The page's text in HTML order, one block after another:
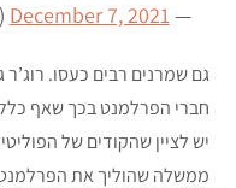
— Sky News (@SkyNews)
December 7, 2021
גם שמרנים רבים כעסו. רוג’ר
חברי הפרלמנט בכך שאף
יש לציין שהקודים של
ממשלה שהוליך את